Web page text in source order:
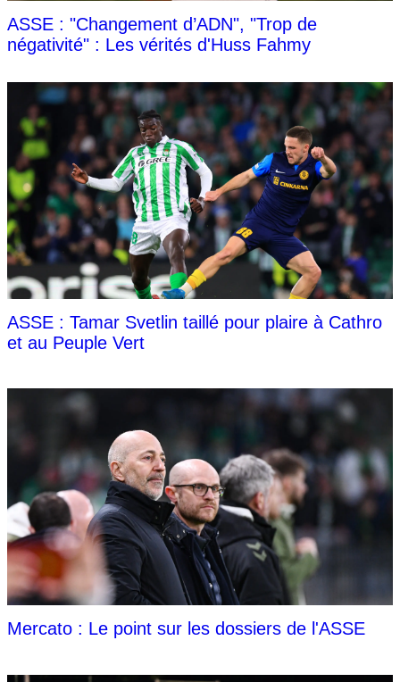
ASSE : "Changement d’ADN", "Trop de
négativité" : Les vérités d'Huss Fahmy
ASSE : Tamar Svetlin taillé pour plaire à Cathro
et au Peuple Vert
Mercato : Le point sur les dossiers de l'ASSE